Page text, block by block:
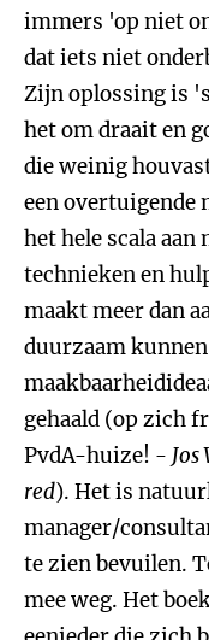
immers 'op niet
dat iets niet
Zijn oplossing is
het om draait en
die weinig
een overtuigende
het hele scala
technieken en
maakt meer dan
duurzaam
gehaald (op zich
PvdA-huize! - Jos
red). Het is
manager/
te zien bevuilen.
mee weg. Het